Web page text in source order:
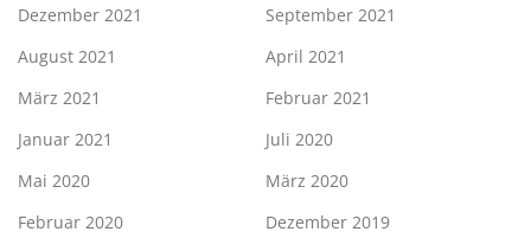
Dezember 2021
September 2021
August 2021
April 2021
März 2021
Februar 2021
Januar 2021
Juli 2020
Mai 2020
März 2020
Februar 2020
Dezember 2019